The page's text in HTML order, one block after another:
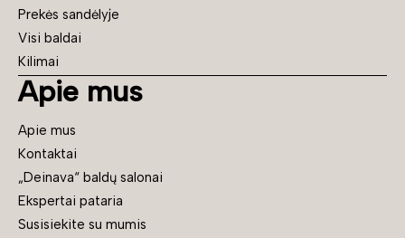
Prekės sandėlyje
Visi baldai
Kilimai
Apie mus
Apie mus
Kontaktai
„Deinava“ baldų salonai
Ekspertai pataria
Susisiekite su mumis